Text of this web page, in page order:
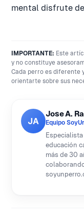
mental disfrute
IMPORTANTE: Este
y no constituye
Cada perro es diferente
orientarte sobre sus
JA
Jose A.
Equipo
educación
más de 30